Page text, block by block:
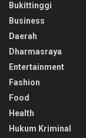
Bukittinggi
Business
Daerah
Dharmasraya
Entertainment
Fashion
Food
Health
Hukum Kriminal